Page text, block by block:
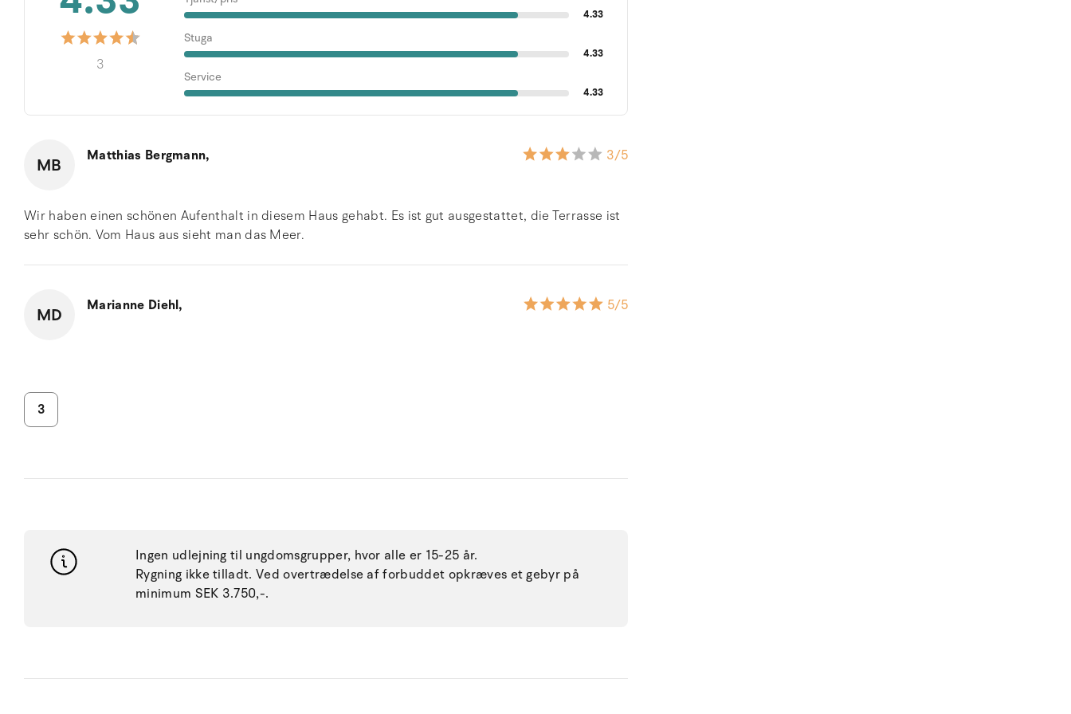
3
4.33
Stuga
4.33
Service
4.33
MB Matthias Bergmann, 3/5
Wir haben einen schönen Aufenthalt in diesem Haus gehabt. Es ist gut ausgestattet, die Terrasse ist
sehr schön. Vom Haus aus sieht man das Meer.
MD Marianne Diehl, 5/5
3
Ingen udlejning til ungdomsgrupper, hvor alle er 15-25 år.
Rygning ikke tilladt. Ved overtrædelse af forbuddet opkræves et gebyr på
minimum SEK 3.750,-.